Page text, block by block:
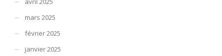
mars 2025
février 2025
janvier 2025